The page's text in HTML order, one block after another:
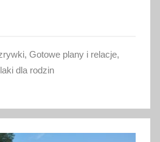
, Gotowe plany i relacje,
dla rodzin